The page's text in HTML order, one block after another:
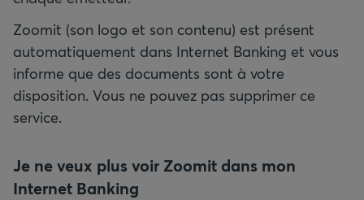
Zoomit (son logo et son contenu) est présent
automatiquement dans Internet Banking et vous
informe que des documents sont à votre
disposition. Vous ne pouvez pas supprimer ce
service.
Je ne veux plus voir Zoomit dans mon
Internet Banking